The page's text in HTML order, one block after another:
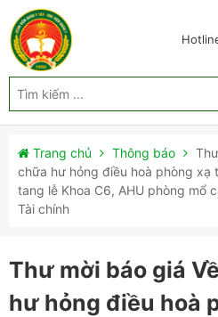
Trang chủ Thông báo
chữa hư hỏng điều hoà phòng xạ
tang lễ Khoa C6, AHU phòng mổ
Tài chính
Thư mời báo giá
hư hỏng điều hoà